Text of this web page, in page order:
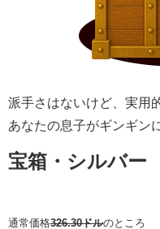
派手さはないけど、実用
あなたの息子がギンギン
宝箱・シルバー
通常価格326.30ドルのところ